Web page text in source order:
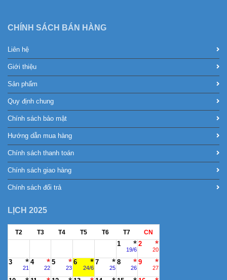
CHÍNH SÁCH BÁN HÀNG
Liên hệ
Giới thiệu
Sản phẩm
Quy định chung
Chính sách bảo mật
Hướng dẫn mua hàng
Chính sách thanh toán
Chính sách giao hàng
Chính sách đổi trả
LỊCH 2025
T2 T3 T4 T5 T6 T7 CN
1
19/6
2
20
3
21
4
22
5
23
6
24/6
7
25
8
26
9
27